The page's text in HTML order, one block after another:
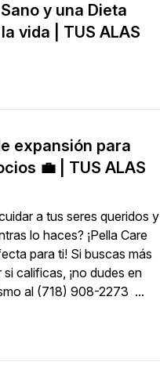
y una Dieta
vida | TUS ALAS
expansión para
💼 | TUS ALAS
a tus seres queridos y
lo haces? ¡Pella Care
para ti! Si buscas más
calificas, ¡no dudes en
al (718) 908-2273 ...